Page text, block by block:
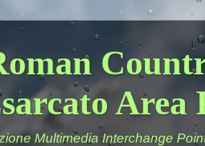
Area
Multimedia Interchange